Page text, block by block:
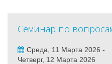
Семинар по
Среда, 11 Марта 2026 -
Четверг, 12 Марта 2026